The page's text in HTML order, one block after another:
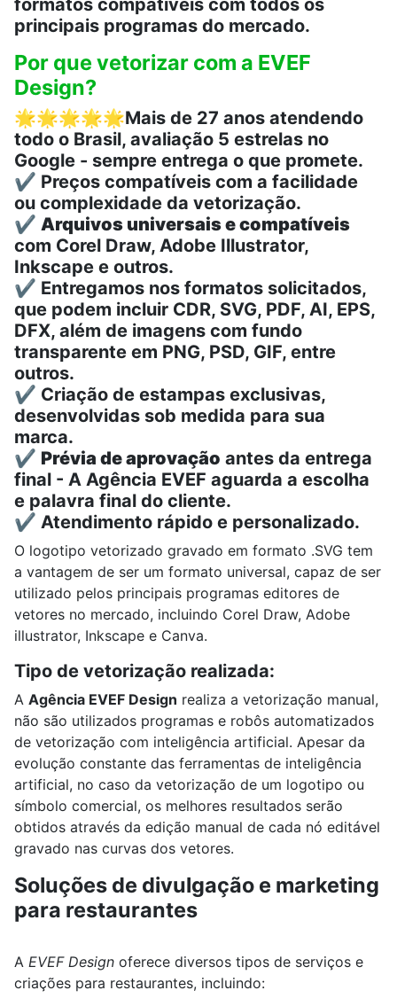
principais programas do mercado.
Por que vetorizar com a EVEF
Design?
🌟🌟🌟🌟🌟Mais de 27 anos atendendo
todo o Brasil, avaliação 5 estrelas no
Google - sempre entrega o que promete.
✔️ Preços compatíveis com a facilidade
ou complexidade da vetorização.
✔️ Arquivos universais e compatíveis
com Corel Draw, Adobe Illustrator,
Inkscape e outros.
✔️ Entregamos nos formatos solicitados,
que podem incluir CDR, SVG, PDF, AI, EPS,
DFX, além de imagens com fundo
transparente em PNG, PSD, GIF, entre
outros.
✔️ Criação de estampas exclusivas,
desenvolvidas sob medida para sua
marca.
✔️ Prévia de aprovação antes da entrega
final - A Agência EVEF aguarda a escolha
e palavra final do cliente.
✔️ Atendimento rápido e personalizado.
O logotipo vetorizado gravado em formato .SVG tem
a vantagem de ser um formato universal, capaz de ser
utilizado pelos principais programas editores de
vetores no mercado, incluindo Corel Draw, Adobe
illustrator, Inkscape e Canva.
Tipo de vetorização realizada:
A Agência EVEF Design realiza a vetorização manual,
não são utilizados programas e robôs automatizados
de vetorização com inteligência artificial. Apesar da
evolução constante das ferramentas de inteligência
artificial, no caso da vetorização de um logotipo ou
símbolo comercial, os melhores resultados serão
obtidos através da edição manual de cada nó editável
gravado nas curvas dos vetores.
Soluções de divulgação e marketing
para restaurantes
A EVEF Design oferece diversos tipos de serviços e
criações para restaurantes, incluindo: